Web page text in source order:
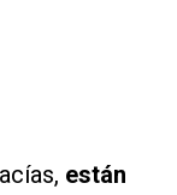
están